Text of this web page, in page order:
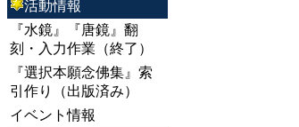
活動情報
『水鏡』『唐鏡』翻
刻・入力作業（終了）
『選択本願念佛集』索
引作り（出版済み）
イベント情報